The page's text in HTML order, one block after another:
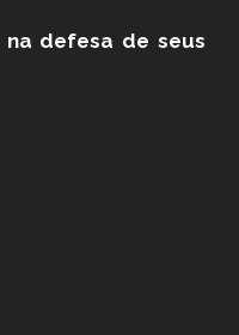
na defesa de seus